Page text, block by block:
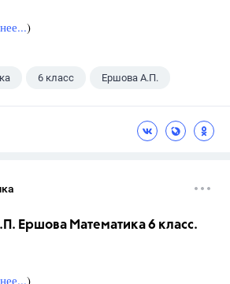
)
6 класс Ершова А.П.
Ершова Математика 6 класс.
)